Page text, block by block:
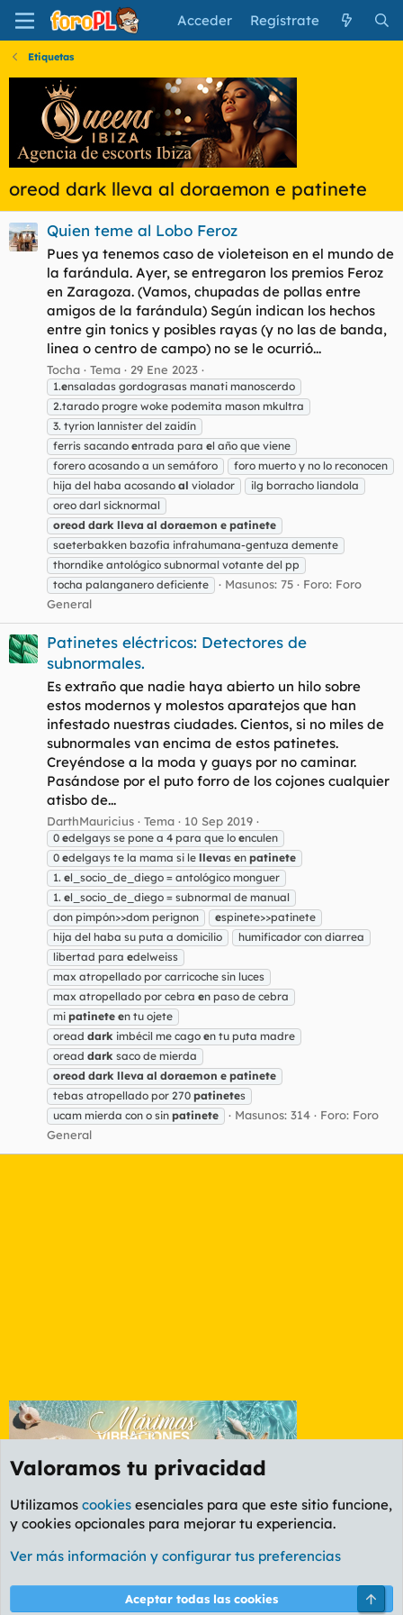
Acceder Regístrate
Etiquetas
oreod dark lleva al doraemon e patinete
Quien teme al Lobo Feroz
Pues ya tenemos caso de violeteison en el mundo de
la farándula. Ayer, se entregaron los premios Feroz
en Zaragoza. (Vamos, chupadas de pollas entre
amigos de la farándula) Según indican los hechos
entre gin tonics y posibles rayas (y no las de banda,
linea o centro de campo) no se le ocurrió...
Tocha Tema 29 Ene 2023
1.ensaladas gordograsas manati manoscerdo
2.tarado progre woke podemita mason mkultra
3. tyrion lannister del zaidín
ferris sacando entrada para el año que viene
forero acosando a un semáforo
foro muerto y no lo reconocen
hija del haba acosando al violador
ilg borracho liandola
oreo darl sicknormal
oreod dark lleva al doraemon e patinete
saeterbakken bazofia infrahumana-gentuza demente
thorndike antológico subnormal votante del pp
tocha palanganero deficiente
Masunos: 75 Foro: Foro
General
Patinetes eléctricos: Detectores de
subnormales.
Es extraño que nadie haya abierto un hilo sobre
estos modernos y molestos aparatejos que han
infestado nuestras ciudades. Cientos, si no miles de
subnormales van encima de estos patinetes.
Creyéndose a la moda y guays por no caminar.
Pasándose por el puto forro de los cojones cualquier
atisbo de...
DarthMauricius Tema 10 Sep 2019
0 edelgays se pone a 4 para que lo enculen
0 edelgays te la mama si le llevas en patinete
1. el_socio_de_diego = antológico monguer
1. el_socio_de_diego = subnormal de manual
don pimpón>>dom perignon
espinete>>patinete
hija del haba su puta a domicilio
humificador con diarrea
libertad para edelweiss
max atropellado por carricoche sin luces
max atropellado por cebra en paso de cebra
mi patinete en tu ojete
oread dark imbécil me cago en tu puta madre
oread dark saco de mierda
oreod dark lleva al doraemon e patinete
tebas atropellado por 270 patinetes
ucam mierda con o sin patinete Masunos: 314 Foro: Foro
General
Etiquetas
Cookies
PL OLDSTYLE AMARILLO
Términos y reglas Política de privacidad Ayuda
Valoramos tu privacidad
Utilizamos cookies esenciales para que este sitio funcione,
y cookies opcionales para mejorar tu experiencia.
Ver más información y configurar tus preferencias
Aceptar todas las cookies